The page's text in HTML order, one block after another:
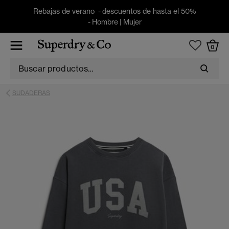
Rebajas de verano - descuentos de hasta el 50%
- Hombre| Mujer
0
SUDADERAS